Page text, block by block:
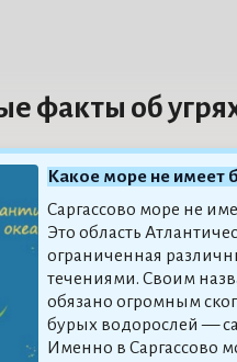
факты об
Какое море не имеет
Саргассово море не
Это область
ограниченная
течениями. Своим
обязано огромным
бурых водорослей —
Именно в Саргассово